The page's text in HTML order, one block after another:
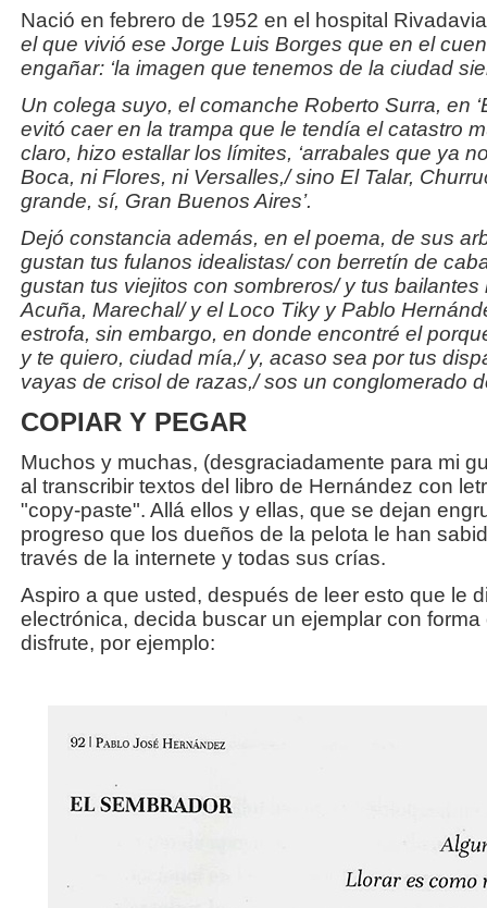
Nació en febrero de 1952 en el hospital
el que vivió ese Jorge Luis Borges que en el
engañar: ‘la imagen que tenemos de la ciudad
Un colega suyo, el comanche Roberto Surra, en
evitó caer en la trampa que le tendía el catastro
claro, hizo estallar los límites, ‘arrabales que ya
Boca, ni Flores, ni Versalles,/ sino El Talar,
grande, sí, Gran Buenos Aires’.
Dejó constancia además, en el poema, de sus
gustan tus fulanos idealistas/ con berretín de
gustan tus viejitos con sombreros/ y tus
Acuña, Marechal/ y el Loco Tiky y Pablo
estrofa, sin embargo, en donde encontré el
y te quiero, ciudad mía,/ y, acaso sea por tus
vayas de crisol de razas,/ sos un conglomerado
COPIAR Y PEGAR
Muchos y muchas, (desgraciadamente para mi
al transcribir textos del libro de Hernández con
"copy-paste". Allá ellos y ellas, que se dejan
progreso que los dueños de la pelota le han
través de la internete y todas sus crías.
Aspiro a que usted, después de leer esto que le
electrónica, decida buscar un ejemplar con
disfrute, por ejemplo: